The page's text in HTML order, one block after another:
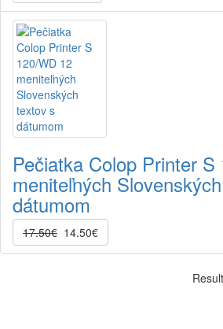
Pečiatka Colop Printer
meniteľných
dátumom
17.50€ 14.50€